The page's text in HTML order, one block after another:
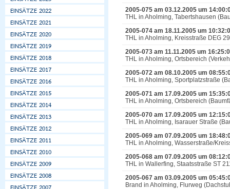
2005-075 am 03.12.2005 um
THL in Aholming, Tabertshausen
2005-074 am 18.11.2005 um
THL in Aholming, Kreisstraße DEG
2005-073 am 11.11.2005 um
THL in Aholming, Ortsbereich
2005-072 am 08.10.2005 um
THL in Aholming, Sportplatzstraße
2005-071 am 17.09.2005 um
THL in Aholming, Ortsbereich
2005-070 am 17.09.2005 um
THL in Aholming, Isarauer Straße
2005-069 am 07.09.2005 um
THL in Aholming, Wasserstraße/
2005-068 am 07.09.2005 um
THL in Wallerfing, Staatsstraße ST
2005-067 am 03.09.2005 um
Brand in Aholming, Flurweg